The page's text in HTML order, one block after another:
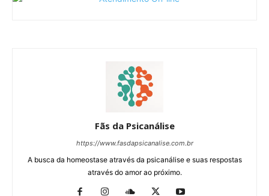
Fãs da Psicanálise
https://www.fasdapsicanalise.com.br
A busca da homeostase através da psicanálise e suas respostas
através do amor ao próximo.